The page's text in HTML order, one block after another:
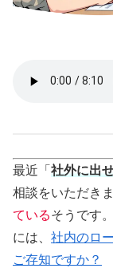
最近「 社外に出
相談をいただきま
ているそうです
には、 社内のロ
ご存知ですか？